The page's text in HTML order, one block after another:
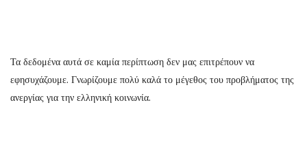
Τα δεδομένα αυτά σε καμία περίπτωση δεν μας επιτρέπουν να
εφησυχάζουμε. Γνωρίζουμε πολύ καλά το μέγεθος του προβλήματος της
ανεργίας για την ελληνική κοινωνία.